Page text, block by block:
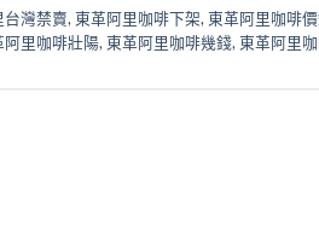
台灣禁賣, 東革阿里咖啡下架, 東革阿里咖啡
阿里咖啡壯陽, 東革阿里咖啡幾錢, 東革阿里